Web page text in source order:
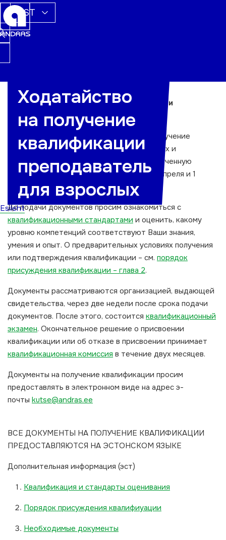
EST
Esileht
Ходатайство
на получение
квалификации
преподаватель
для взрослых
Ходатайство на получение квалификации
преподаватель для взрослых
Сроки предоставления документов на получение
квалификации преподаватель для взрослых и
документов, подтверждающих ранее полученную
квалификацию, наступают каждый год 1 апреля и 1
октября.
До подачи документов просим ознакомиться с
квалификационными стандартами и оценить, какому
уровню компетенций соответствуют Ваши знания,
умения и опыт. О предварительных условиях получения
или подтверждения квалификации – см. порядок
присуждения квалификации – глава 2.
Документы рассматриваются организацией, выдающей
свидетельства, через две недели после срока подачи
документов. После этого, состоится квалификационный
экзамен. Окончательное решение о присвоении
квалификации или об отказе в присвоении принимает
квалификационная комиссия в течение двух месяцев.
Документы на получение квалификации просим
предоставлять в электронном виде на адрес э-
почты kutse@andras.ee
ВСЕ ДОКУМЕНТЫ НА ПОЛУЧЕНИЕ КВАЛИФИКАЦИИ
ПРЕДОСТАВЛЯЮТСЯ НА ЭСТОНСКОМ ЯЗЫКЕ
Дополнительная информация (эст)
Квалификация и стандарты оценивания
Порядок присуждения квалифиуации
Необходимые документы